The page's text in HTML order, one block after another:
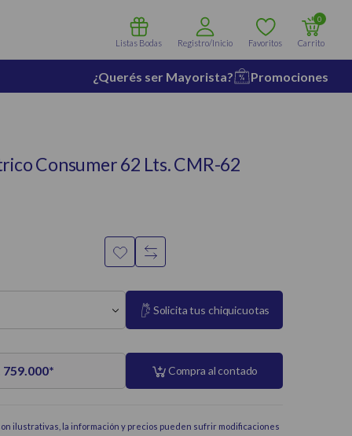
Listas Bodas Registro/Inicio Favoritos Carrito
0
¿Querés ser Mayorista? Promociones
Consumer 62 Lts. CMR-62
Solicita tus chiquicuotas
759.000* Compra al contado
ilustrativas, la información y precios pueden sufrir modificaciones